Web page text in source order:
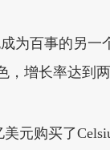
为百事的另
，增长率达到
元购买了